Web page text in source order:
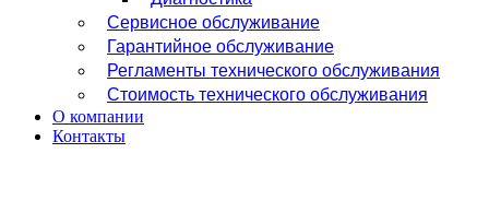
Сервисное обслуживание
Гарантийное обслуживание
Регламенты технического обслуживания
Стоимость технического обслуживания
О компании
Контакты